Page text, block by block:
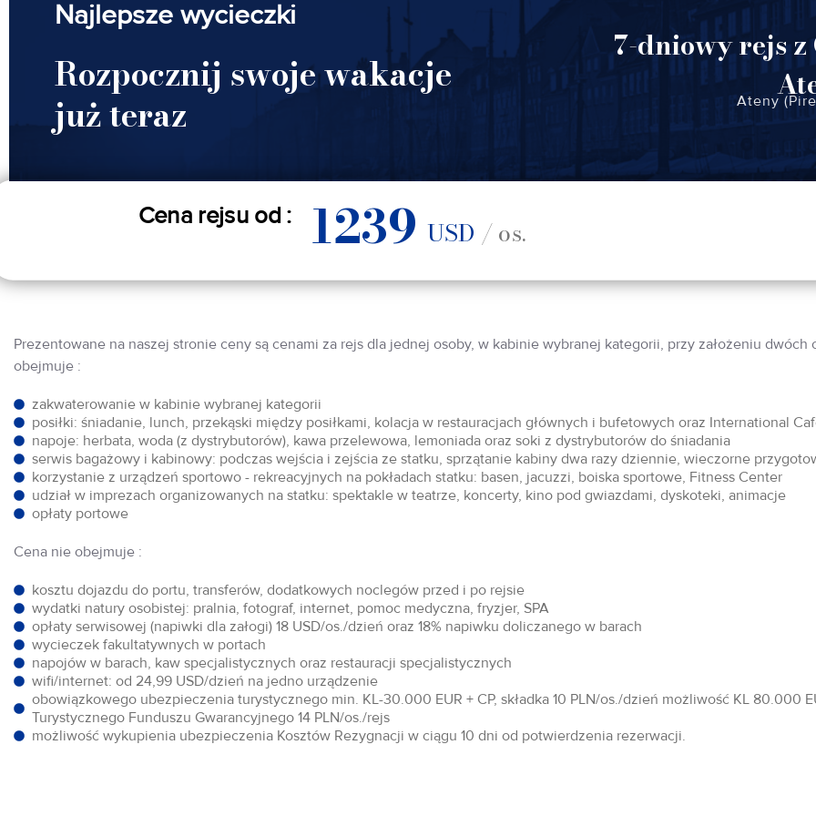
Najlepsze wycieczki
Rozpocznij swoje wakacje
już teraz
7-dniowy rejs
Ateny
Cena rejsu od : 1239 USD / os.
Prezentowane na naszej stronie ceny są cenami za rejs dla jednej osoby, w kabinie wybranej kategorii, przy założeniu
obejmuje :
zakwaterowanie w kabinie wybranej kategorii
posiłki: śniadanie, lunch, przekąski między posiłkami, kolacja w restauracjach głównych i bufetowych oraz International
napoje: herbata, woda (z dystrybutorów), kawa przelewowa, lemoniada oraz soki z dystrybutorów do śniadania
serwis bagażowy i kabinowy: podczas wejścia i zejścia ze statku, sprzątanie kabiny dwa razy dziennie, wieczorne
korzystanie z urządzeń sportowo - rekreacyjnych na pokładach statku: basen, jacuzzi, boiska sportowe, Fitness Center
udział w imprezach organizowanych na statku: spektakle w teatrze, koncerty, kino pod gwiazdami, dyskoteki, animacje
opłaty portowe
Cena nie obejmuje :
kosztu dojazdu do portu, transferów, dodatkowych noclegów przed i po rejsie
wydatki natury osobistej: pralnia, fotograf, internet, pomoc medyczna, fryzjer, SPA
opłaty serwisowej (napiwki dla załogi) 18 USD/os./dzień oraz 18% napiwku doliczanego w barach
wycieczek fakultatywnych w portach
napojów w barach, kaw specjalistycznych oraz restauracji specjalistycznych
wifi/internet: od 24,99 USD/dzień na jedno urządzenie
obowiązkowego ubezpieczenia turystycznego min. KL-30.000 EUR + CP, składka 10 PLN/os./dzień możliwość KL 80.000
Turystycznego Funduszu Gwarancyjnego 14 PLN/os./rejs
możliwość wykupienia ubezpieczenia Kosztów Rezygnacji w ciągu 10 dni od potwierdzenia rezerwacji.